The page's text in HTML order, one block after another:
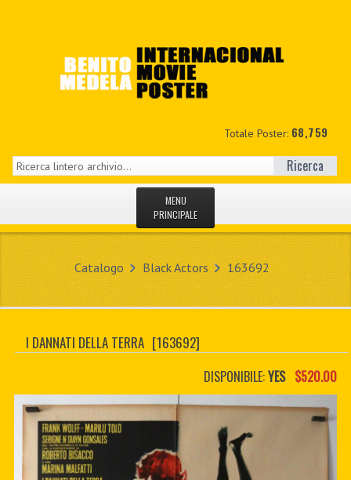
Totale Poster: 68,759
Ricerca
MENU
PRINCIPALE
IL MIO CONTO
CONTATTO
CUSTOM PDF
Catalogo Black Actors 163692
I DANNATI DELLA TERRA [163692]
DISPONIBILE:YES $520.00